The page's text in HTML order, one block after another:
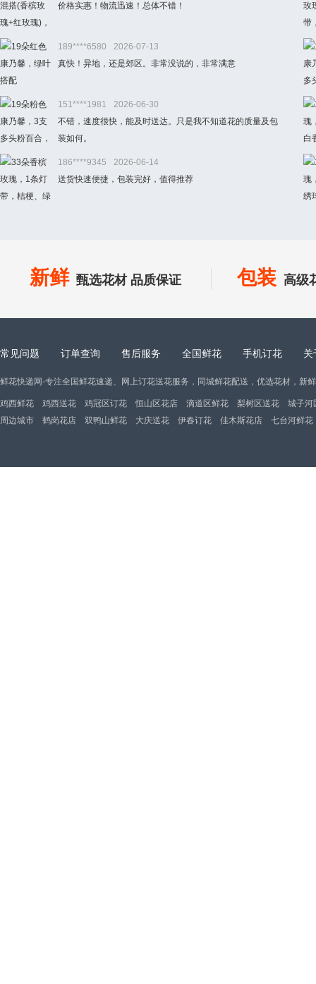
价格实惠！物流迅速！总体不错！
189****6580
2026-07-13
真快！异地，还是郊区。非常没说的，非常满意
151****1981
2026-06-30
不错，速度很快，能及时送达。只是我不知道花的质量及包
装如何。
186****9345
2026-06-14
送货快速便捷，包装完好，值得推荐
新鲜 甄选花材 品质保证 包装 高级
常见问题 订单查询 售后服务 全国鲜花 手机订花 关
鲜花快递网-专注全国鲜花速递、网上订花送花服务，同城鲜花配送，优选花材，新
鸡西鲜花 鸡西送花 鸡冠区订花 恒山区花店 滴道区鲜花 梨树区送花
城子河
周边城市
鹤岗花店 双鸭山鲜花 大庆送花 伊春订花 佳木斯花店 七台河鲜花